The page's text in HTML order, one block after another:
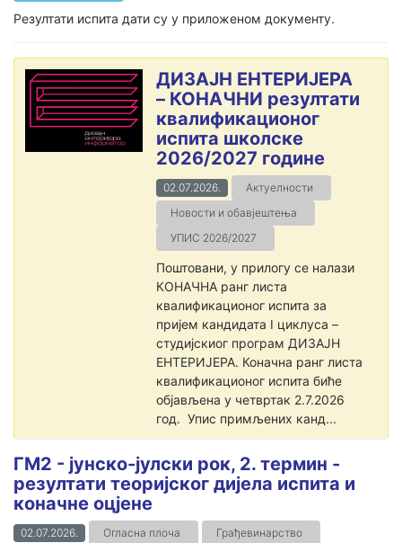
Резултати испита дати су у приложеном документу.
ДИЗАЈН ЕНТЕРИЈЕРА
– КОНАЧНИ резултати
квалификационог
испита школске
2026/2027 године
02.07.2026.
Актуелности
Новости и обавјештења
УПИС 2026/2027
Поштовани, у прилогу се налази
КОНАЧНА ранг листа
квалификационог испита за
пријем кандидата I циклуса –
студијскиог програм ДИЗАЈН
ЕНТЕРИЈЕРА. Коначна ранг листа
квалификационог испита биће
објављена у четвртак 2.7.2026
год. Упис примљених канд...
ГМ2 - јунско-јулски рок, 2. термин -
резултати теоријског дијела испита и
коначне оцјене
02.07.2026. Огласна плоча Грађевинарство